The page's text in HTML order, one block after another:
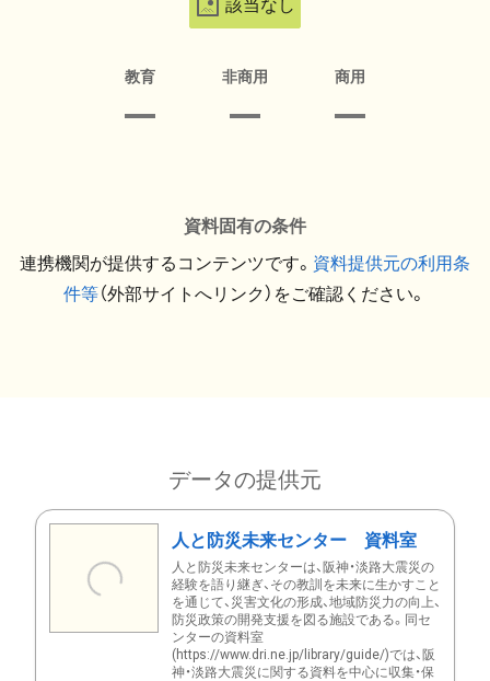
該当なし
教育 非商用 商用
資料固有の条件
連携機関が提供するコンテンツです。 資料提供元の利用条
件等（外部サイトへリンク）をご確認ください。
データの提供元
人と防災未来センター 資料室
人と防災未来センターは、阪神・淡路大震災の
経験を語り継ぎ、その教訓を未来に生かすこと
を通じて、災害文化の形成、地域防災力の向上、
防災政策の開発支援を図る施設である。同セ
ンターの資料室
(https://www.dri.ne.jp/library/guide/)では、阪
神・淡路大震災に関する資料を中心に収集・保